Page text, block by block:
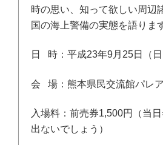
時の思い、知って欲しい周辺
国の海上警備の実態を語りま
日 時：平成23年9月25日（
会 場：熊本県民交流館パレ
入場料：前売券1,500円（当
出ないでしょう）